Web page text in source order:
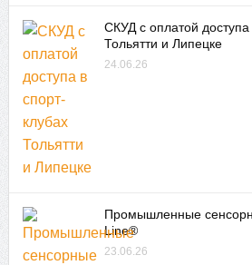
СКУД с оплатой доступа
Тольятти и Липецке
24.06.26
Промышленные
Line®
23.06.26